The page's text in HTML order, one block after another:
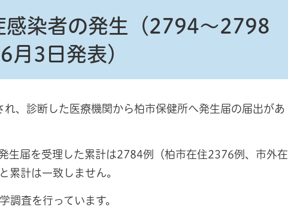
感染者の発生（2794～2798
月3日発表）
、診断した医療機関から柏市保健所へ発生届の届出があ
生届を受理した累計は2784例（柏市在住2376例、市外在
計は一致しません。
調査を行っています。